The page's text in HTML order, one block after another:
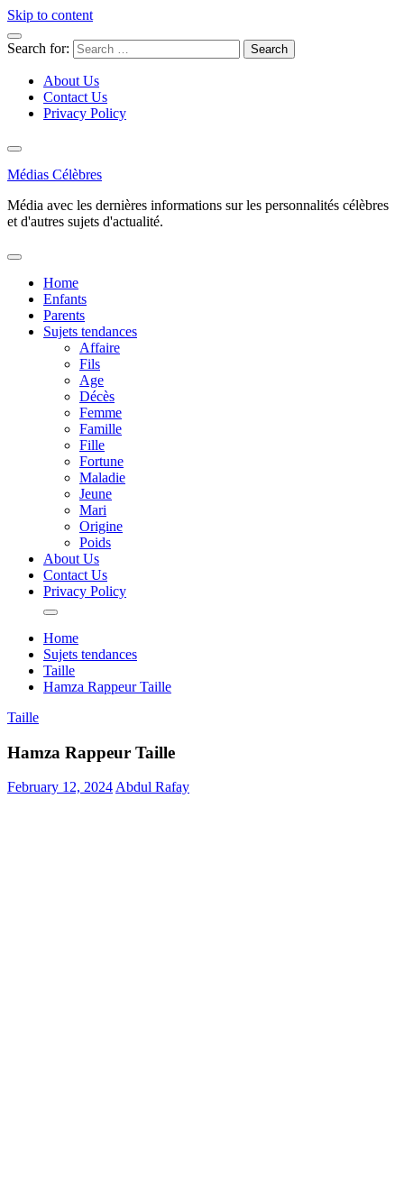
Skip to content
Search for:
About Us
Contact Us
Privacy Policy
Médias Célèbres
Média avec les dernières informations sur les personnalités célèbres
et d'autres sujets d'actualité.
Home
Enfants
Parents
Sujets tendances
Affaire
Fils
Age
Décès
Femme
Famille
Fille
Fortune
Maladie
Jeune
Mari
Origine
Poids
About Us
Contact Us
Privacy Policy
Home
Sujets tendances
Taille
Hamza Rappeur Taille
Taille
Hamza Rappeur Taille
February 12, 2024Abdul Rafay